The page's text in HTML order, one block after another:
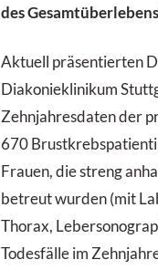
des
Aktuell präsentierten
Diakonieklinikum
Zehnjahresdaten der
670
Frauen, die streng
betreut wurden (mit
Thorax,
Todesfälle im